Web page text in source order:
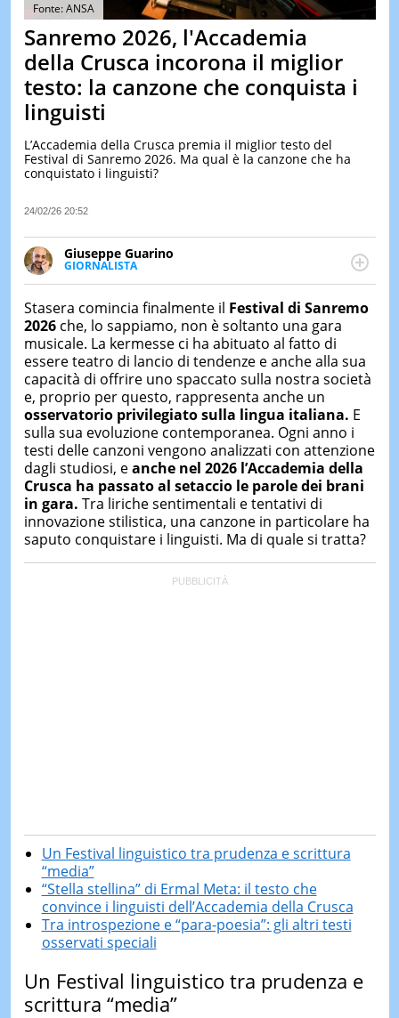
TEST
OGGI
IERI
Fonte: ANSA
Sanremo 2026, l'Accademia
della Crusca incorona il miglior
testo: la canzone che conquista i
linguisti
L’Accademia della Crusca premia il miglior testo del
Festival di Sanremo 2026. Ma qual è la canzone che ha
conquistato i linguisti?
24/02/26 20:52
Giuseppe Guarino
GIORNALISTA
Ph(D) in Diritto Comparato e processi di
particolare sulla Storia contemporanea di America
Latina e Spagna. Collabora con numerose testate ed
è presidente dell'Associazione Culturale "La
Biblioteca del Sannio".
Stasera comincia finalmente il Festival di Sanremo
2026 che, lo sappiamo, non è soltanto una gara
musicale. La kermesse ci ha abituato al fatto di
essere teatro di lancio di tendenze e anche alla sua
capacità di offrire uno spaccato sulla nostra società
e, proprio per questo, rappresenta anche un
osservatorio privilegiato sulla lingua italiana. E
sulla sua evoluzione contemporanea. Ogni anno i
testi delle canzoni vengono analizzati con attenzione
dagli studiosi, eanche nel 2026 l’Accademia della
Crusca ha passato al setaccio le parole dei brani
in gara. Tra liriche sentimentali e tentativi di
innovazione stilistica, una canzone in particolare ha
saputo conquistare i linguisti. Ma di quale si tratta?
Un Festival linguistico tra prudenza e scrittura
“media”
“Stella stellina” di Ermal Meta: il testo che
convince i linguisti dell’Accademia della Crusca
Tra introspezione e “para-poesia”: gli altri testi
osservati speciali
Un Festival linguistico tra prudenza e
scrittura “media”